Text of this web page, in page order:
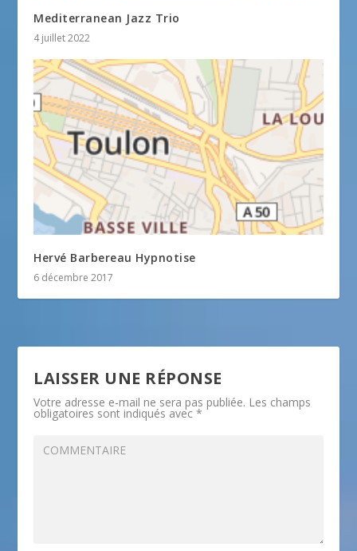
Mediterranean Jazz Trio
4 juillet 2022
Hervé Barbereau Hypnotise
6 décembre 2017
LAISSER UNE RÉPONSE
Votre adresse e-mail ne sera pas publiée. Les champs
obligatoires sont indiqués avec*